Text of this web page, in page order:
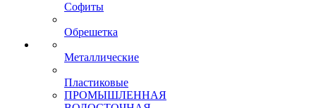
Софиты
Обрешетка
Металлические
Пластиковые
ПРОМЫШЛЕННАЯ